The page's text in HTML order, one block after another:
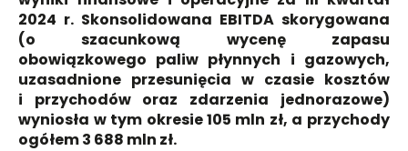
2024 r. Skonsolidowana EBITDA skorygowana
(o szacunkową wycenę zapasu
obowiązkowego paliw płynnych i gazowych,
uzasadnione przesunięcia w czasie kosztów
i przychodów oraz zdarzenia jednorazowe)
wyniosła w tym okresie 105 mln zł, a przychody
ogółem 3 688 mln zł.